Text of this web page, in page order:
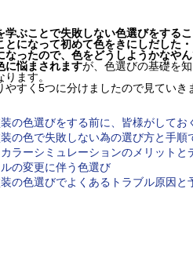
【年収
場管理
髪型自由
検討する方
方と相談先
座間市の
JBHRに
建物の点
門家へ
お客様ア
検討する方
びのポイン
火災報知
はあるの
検討する方
方と相談先
座間市の
JBHRに
施工の際
お知らせ
学ぶことで失敗しない色選びをする
とになって初めて色をきにしだした
なったので、色をどうしようかなや
に悩まされますが、色選びの基礎を
ます。
やすく5つに分けましたので見ていき
の色選びをする前に、皆様がしてお
の色で失敗しない為の選び方と手順
ラーシミュレーションのメリットと
の変更に伴う色選び
の色選びでよくあるトラブル原因と